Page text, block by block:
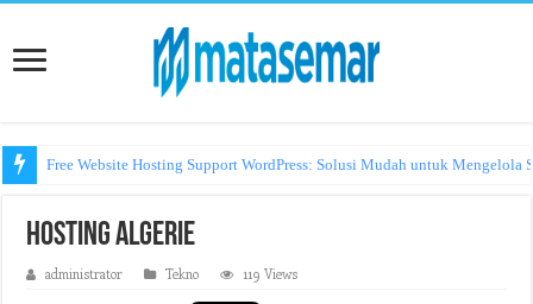
Free Website Hosting Support WordPress: Solusi Mudah untuk Mengelola
hosting algerie
administrator Tekno 119 Views